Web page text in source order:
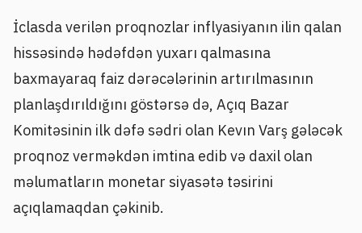
İclasda verilən proqnozlar inflyasiyanın ilin qalan
hissəsində hədəfdən yuxarı qalmasına
baxmayaraq faiz dərəcələrinin artırılmasının
planlaşdırıldığını göstərsə də, Açıq Bazar
Komitəsinin ilk dəfə sədri olan Kevın Varş gələcək
proqnoz verməkdən imtina edib və daxil olan
məlumatların monetar siyasətə təsirini
açıqlamaqdan çəkinib.